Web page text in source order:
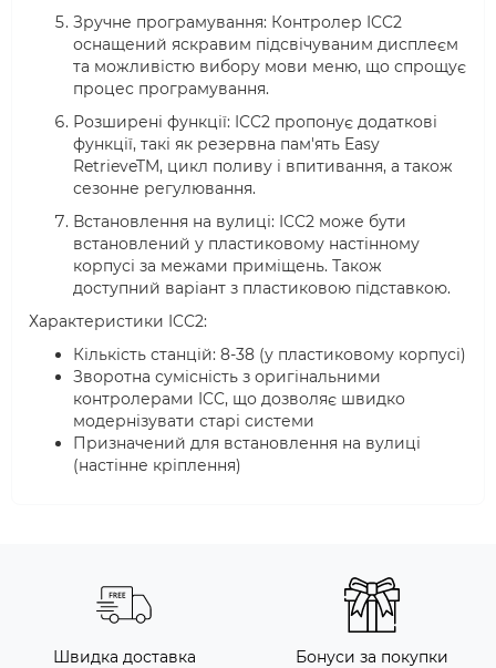
Зручне програмування: Контролер ICC2
оснащений яскравим підсвічуваним дисплеєм
та можливістю вибору мови меню, що спрощує
процес програмування.
Розширені функції: ICC2 пропонує додаткові
функції, такі як резервна пам'ять Easy
RetrieveTM, цикл поливу і впитивання, а також
сезонне регулювання.
Встановлення на вулиці: ICC2 може бути
встановлений у пластиковому настінному
корпусі за межами приміщень. Також
доступний варіант з пластиковою підставкою.
Характеристики ICC2:
Кількість станцій: 8-38 (у пластиковому корпусі)
Зворотна сумісність з оригінальними
контролерами ICC, що дозволяє швидко
модернізувати старі системи
Призначений для встановлення на вулиці
(настінне кріплення)
Швидка доставка Бонуси за покупки